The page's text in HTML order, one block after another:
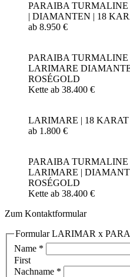
PARAIBA
| DIAMANTEN | 18
ab 8.950 €
PARAIBA TURMALINE
LARIMARE
ROSÉGOLD
Kette ab 38.400 €
LARIMARE | 18 KARAT
ab 1.800 €
PARAIBA TURMALINE
LARIMARE |
ROSÉGOLD
Kette ab 38.400 €
Zum Kontaktformular
Formular LARIMAR x
Name *
First
Nachname *